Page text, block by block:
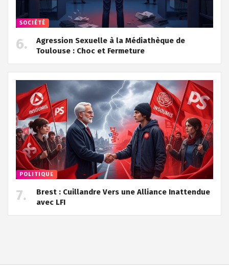
SOCIÉTÉ
Agression Sexuelle à la Médiathèque de
Toulouse : Choc et Fermeture
POLITIQUE
Brest : Cuillandre Vers une Alliance Inattendue
avec LFI